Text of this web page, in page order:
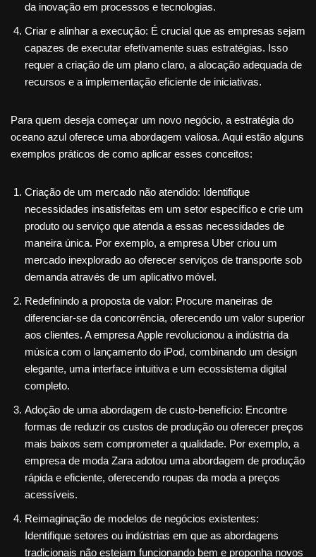
da inovação em processos e tecnologias.
Criar e alinhar a execução: É crucial que as empresas sejam
capazes de executar efetivamente suas estratégias. Isso
requer a criação de um plano claro, a alocação adequada de
recursos e a implementação eficiente de iniciativas.
Para quem deseja começar um novo negócio, a estratégia do
oceano azul oferece uma abordagem valiosa. Aqui estão alguns
exemplos práticos de como aplicar esses conceitos:
Criação de um mercado não atendido: Identifique
necessidades insatisfeitas em um setor específico e crie um
produto ou serviço que atenda a essas necessidades de
maneira única. Por exemplo, a empresa Uber criou um
mercado inexplorado ao oferecer serviços de transporte sob
demanda através de um aplicativo móvel.
Redefinindo a proposta de valor: Procure maneiras de
diferenciar-se da concorrência, oferecendo um valor superior
aos clientes. A empresa Apple revolucionou a indústria da
música com o lançamento do iPod, combinando um design
elegante, uma interface intuitiva e um ecossistema digital
completo.
Adoção de uma abordagem de custo-benefício: Encontre
formas de reduzir os custos de produção ou oferecer preços
mais baixos sem comprometer a qualidade. Por exemplo, a
empresa de moda Zara adotou uma abordagem de produção
rápida e eficiente, oferecendo roupas da moda a preços
acessíveis.
Reimaginação de modelos de negócios existentes:
Identifique setores ou indústrias em que as abordagens
tradicionais não estejam funcionando bem e proponha novos